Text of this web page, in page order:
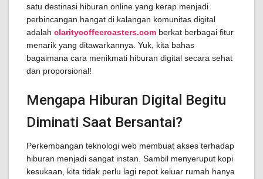
satu destinasi hiburan online yang kerap menjadi
perbincangan hangat di kalangan komunitas digital
adalah claritycoffeeroasters.com berkat berbagai fitur
menarik yang ditawarkannya. Yuk, kita bahas
bagaimana cara menikmati hiburan digital secara sehat
dan proporsional!
Mengapa Hiburan Digital Begitu
Diminati Saat Bersantai?
Perkembangan teknologi web membuat akses terhadap
hiburan menjadi sangat instan. Sambil menyeruput kopi
kesukaan, kita tidak perlu lagi repot keluar rumah hanya